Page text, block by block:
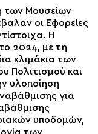
των Μουσείων
οι Εφορείες
Η
το 2024, με τη
κλιμάκια των
Πολιτισμού και
υλοποίηση
για
υποδομών,